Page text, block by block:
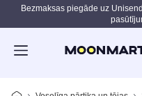
Pāriet uz galveno saturu
Bezmaksas piegāde uz